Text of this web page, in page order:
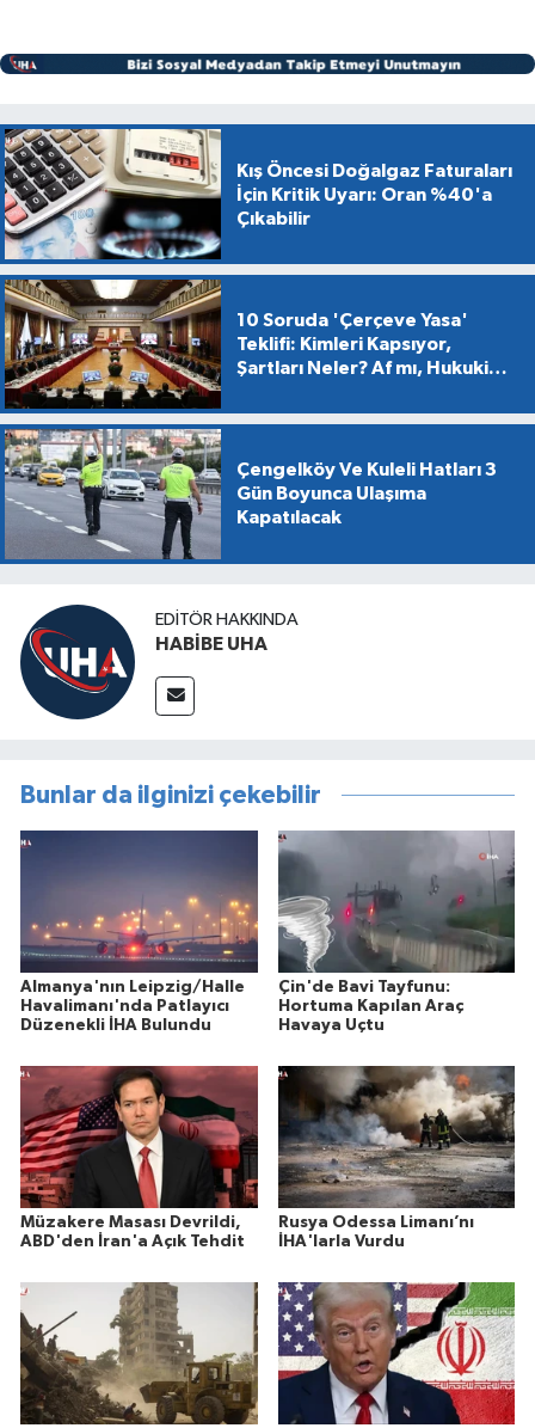
Kış Öncesi Doğalgaz Faturaları
İçin Kritik Uyarı: Oran %40'a
Çıkabilir
10 Soruda 'Çerçeve Yasa'
Teklifi: Kimleri Kapsıyor,
Şartları Neler? Af mı, Hukuki
Çengelköy Ve Kuleli Hatları 3
Gün Boyunca Ulaşıma
Kapatılacak
EDITÖR HAKKINDA
HABİBE UHA
Bunlar da ilginizi çekebilir
Almanya'nın Leipzig/Halle
Havalimanı'nda Patlayıcı
Düzenekli İHA Bulundu
Çin'de Bavi Tayfunu:
Hortuma Kapılan Araç
Havaya Uçtu
Müzakere Masası Devrildi,
ABD'den İran'a Açık Tehdit
Rusya Odessa Limanı’nı
İHA'larla Vurdu